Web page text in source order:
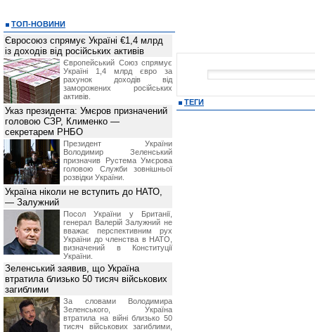
ТЕГИ
ТОП-НОВИНИ
Євросоюз спрямує Україні €1,4 млрд
із доходів від російських активів
Європейський Союз спрямує
Україні 1,4 млрд євро за
рахунок доходів від
заморожених російських
активів.
Указ президента: Умєров призначений
головою СЗР, Клименко —
секретарем РНБО
Президент України
Володимир Зеленський
призначив Pустема Умєрова
головою Служби зовнішньої
розвідки України.
Україна ніколи не вступить до НАТО,
— Залужний
Посол України у Британії,
генерал Валерій Залужний не
вважає перспективним рух
України до членства в НАТО,
визначений в Конституції
України.
Зеленський заявив, що Україна
втратила близько 50 тисяч військових
загиблими
За словами Володимира
Зеленського, Україна
втратила на війні близько 50
тисяч військових загиблими,